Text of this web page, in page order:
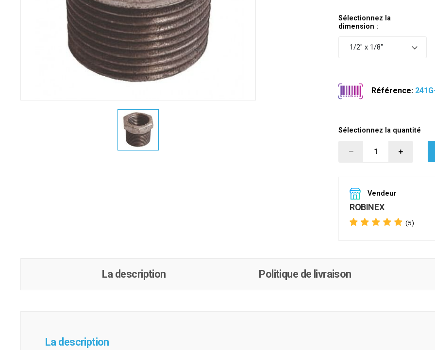
Sélectionnez la
dimension :
1/2" x 1/8"
Référence:
Sélectionnez la quantité
Vendeur
ROBINEX
(5)
La description Politique de livraison
La description